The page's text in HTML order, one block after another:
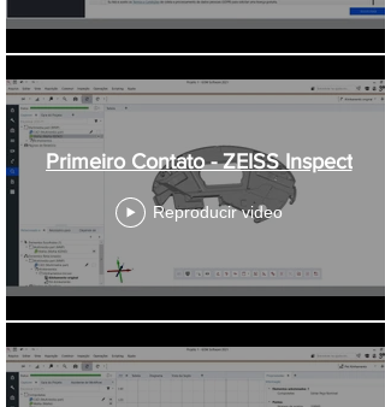
Primeiro Contato - ZEISS Inspect
Reproducir video